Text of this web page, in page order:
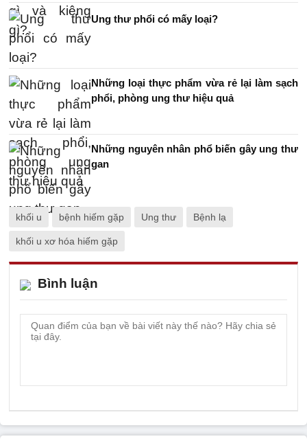
Ung thư phổi có mấy loại?
Những loại thực phẩm vừa rẻ lại làm sạch
phổi, phòng ung thư hiệu quả
Những nguyên nhân phổ biến gây ung thư
gan
khối u bệnh hiếm gặp Ung thư Bệnh lạ
khối u xơ hóa hiếm gặp
Bình luận